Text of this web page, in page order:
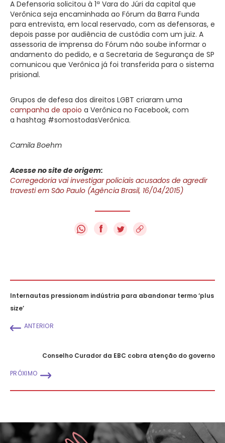
A Defensoria solicitou à 1ª Vara do Júri da capital que
Verônica seja encaminhada ao Fórum da Barra Funda
para entrevista, em local reservado, com as defensoras, e
depois passe por audiência de custódia com um juiz. A
assessoria de imprensa do Fórum não soube informar o
andamento do pedido, e a Secretaria de Segurança de SP
comunicou que Verônica já foi transferida para o sistema
prisional.
Grupos de defesa dos direitos LGBT criaram uma
campanha de apoio a Verônica no Facebook, com
a hashtag #somostodasVerônica.
Camila Boehm
Acesse no site de origem:
Corregedoria vai investigar policiais acusados de agredir
travesti em São Paulo (Agência Brasil, 16/04/2015)
f
Internautas pressionam indústria para abandonar termo ‘plus
size’
ANTERIOR
Conselho Curador da EBC cobra atenção do governo
PRÓXIMO